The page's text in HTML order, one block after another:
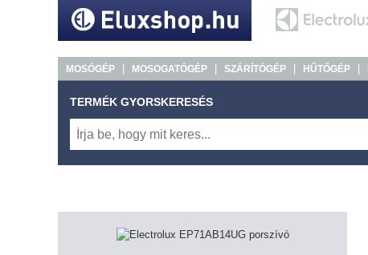
MOSÓGÉP MOSOGATÓGÉP SZÁRÍTÓGÉP HŰTŐGÉP
TERMÉK GYORSKERESÉS